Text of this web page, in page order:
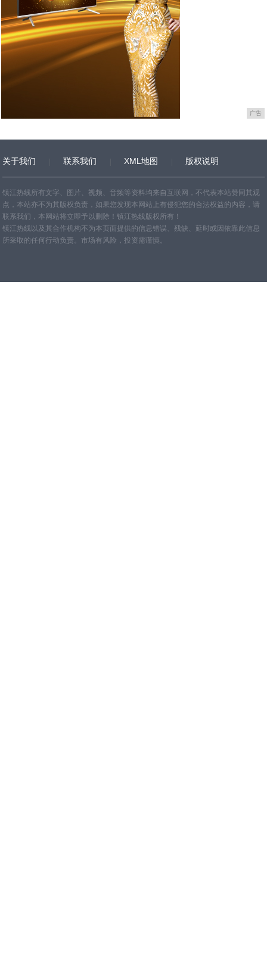
广告
关于我们 联系我们 XML地图 版权说明
网站地图 TXT
镇江热线所有文字、图片、视频、音频等资料均来自互联网，不代表本站赞同其观
点，本站亦不为其版权负责，如果您发现本网站上有侵犯您的合法权益的内容，请
联系我们，本网站将立即予以删除！镇江热线版权所有！
镇江热线以及其合作机构不为本页面提供的信息错误、残缺、延时或因依靠此信息
所采取的任何行动负责。市场有风险，投资需谨慎。